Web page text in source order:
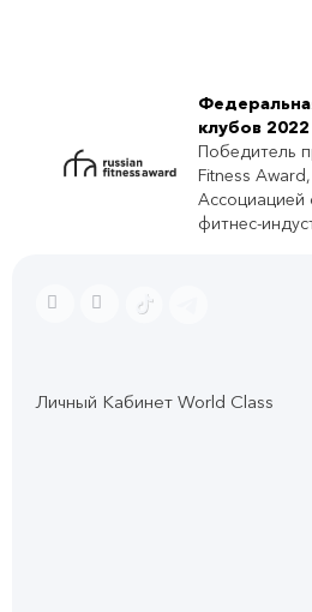
клубов 2022
Победитель
Fitness
Ассоциацией
фитнес-
Личный Кабинет World Class